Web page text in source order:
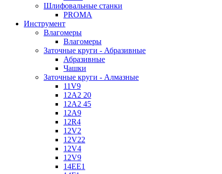
Шлифовальные станки
PROMA
Инструмент
Влагомеры
Влагомеры
Заточные круги - Абразивные
Абразивные
Чашки
Заточные круги - Алмазные
11V9
12A2 20
12A2 45
12A9
12R4
12V2
12V22
12V4
12V9
14EE1